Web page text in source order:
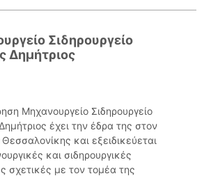
Σιδηρουργείο
Δημήτριος
Μηχανουργείο Σιδηρουργείο
έχει την έδρα της στον
και εξειδικεύεται
και σιδηρουργικές
σχετικές με τον τομέα της